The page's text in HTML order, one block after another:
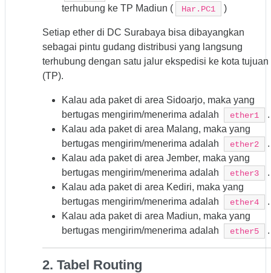
terhubung ke TP Madiun (
Har.PC1 )
Setiap ether di DC Surabaya bisa dibayangkan
sebagai pintu gudang distribusi yang langsung
terhubung dengan satu jalur ekspedisi ke kota tujuan
(TP).
Kalau ada paket di area Sidoarjo, maka yang
bertugas mengirim/menerima adalah
ether1
.
Kalau ada paket di area Malang, maka yang
bertugas mengirim/menerima adalah
ether2
.
Kalau ada paket di area Jember, maka yang
bertugas mengirim/menerima adalah
ether3
.
Kalau ada paket di area Kediri, maka yang
bertugas mengirim/menerima adalah
ether4
.
Kalau ada paket di area Madiun, maka yang
bertugas mengirim/menerima adalah
ether5 .
2. Tabel Routing